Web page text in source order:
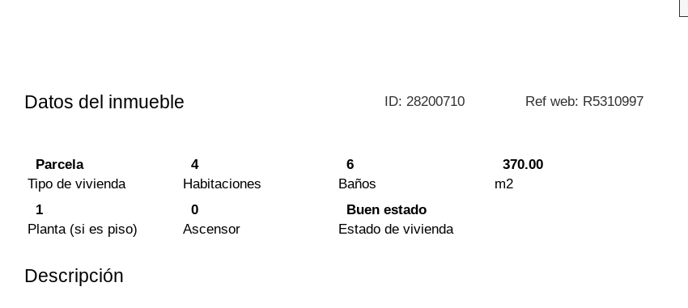
Datos del inmueble ID: 28200710 Ref web: R5310997
Parcela
Tipo de vivienda
4
Habitaciones
6
Baños
370.00
m2
1
Planta (si es piso)
0
Ascensor
Buen estado
Estado de vivienda
Descripción